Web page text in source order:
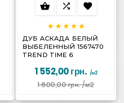
  
    
ДУБ АСКАДА БЕЛЫЙ
ВЫБЕЛЕННЫЙ 1567470
TREND TIME 6
1 552,00 грн. /м2
1 600,00 грн./м2